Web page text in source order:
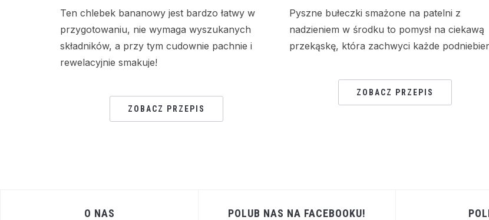
Ten chlebek bananowy jest bardzo łatwy w
przygotowaniu, nie wymaga wyszukanych
składników, a przy tym cudownie pachnie i
rewelacyjnie smakuje!
ZOBACZ PRZEPIS
Pyszne bułeczki smażone na patelni z
nadzieniem w środku to pomysł na ciekawą
przekąskę, która zachwyci każde
ZOBACZ PRZEPIS
O NAS POLUB NAS NA FACEBOOKU!